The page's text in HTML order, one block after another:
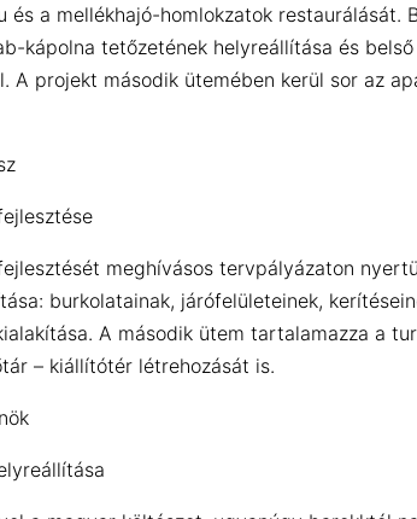
a mellékhajó-homlokzatok
kápolna tetőzetének helyreállítása és
A projekt második ütemében kerül sor az
meghívásos tervpályázaton
burkolatainak, járófelületeinek,
A második ütem tartalamazza a
– kiállítótér létrehozását is.